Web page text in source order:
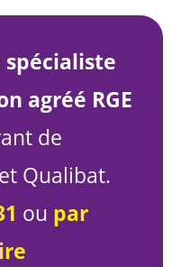
spécialiste
agréé RGE
de
Qualibat.
ou par